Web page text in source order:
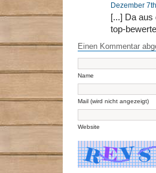
Dezember
[...] Da
top-
Einen Kommentar
Name
Mail (wird nicht angezeigt)
Website